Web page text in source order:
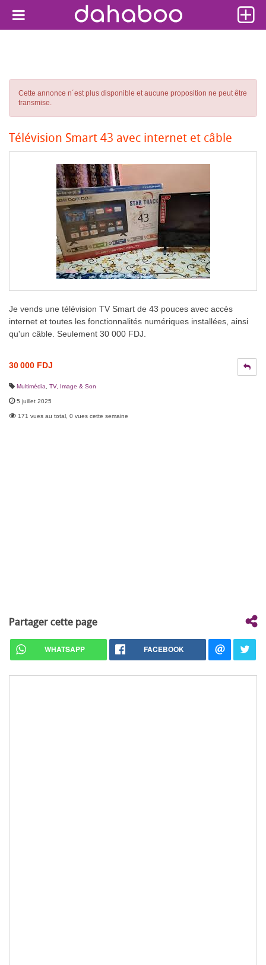
Cette annonce n´est plus disponible et aucune proposition ne peut être
transmise.
Télévision Smart 43 avec internet et câble
Je vends une télévision TV Smart de 43 pouces avec accès
internet et toutes les fonctionnalités numériques installées, ainsi
qu'un câble. Seulement 30 000 FDJ.
30 000 FDJ
Multimédia TV, Image & Son
5 juillet 2025
171 vues au total, 0 vues cette semaine
Partager cette page
WHATSAPP FACEBOOK